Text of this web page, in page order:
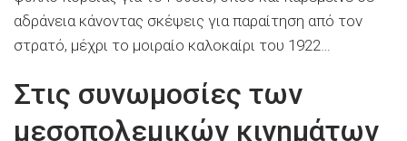
αδράνεια κάνοντας σκέψεις για παραίτηση από τον
στρατό, μέχρι το μοιραίο καλοκαίρι του 1922…
Στις συνωμοσίες των
μεσοπολεμικών κινημάτων